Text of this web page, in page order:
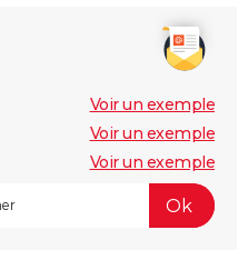
Voir un exemple
Voir un exemple
Voir un exemple